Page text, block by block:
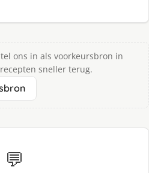
ons in als voorkeursbron in
sneller terug.
💬